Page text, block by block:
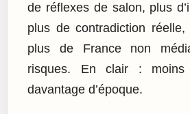
de réflexes de salon, plus
plus de contradiction
plus de France non
risques. En clair :
davantage d’époque.